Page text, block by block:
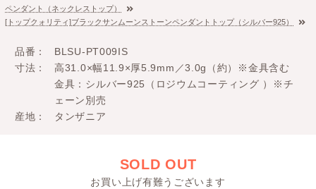
ペンダント（ネックレストップ）
[トップクォリティ]ブラックサンムーンストーンペンダントトップ（シルバー925）
品番
BLSU-PT009IS
寸法
高31.0×幅11.9×厚5.9mm／3.0g（約）※金具含む
金具：シルバー925（ロジウムコーティング ）※チ
ェーン別売
産地
タンザニア
SOLD OUT
お買い上げ有難うございます